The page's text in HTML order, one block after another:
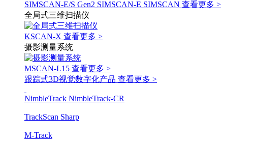
SIMSCAN-E/S Gen2 SIMSCAN-E SIMSCAN 查看更多 >
全局式三维扫描仪
KSCAN-X 查看更多 >
摄影测量系统
MSCAN-L15 查看更多 >
跟踪式3D视觉数字化产品 查看更多 >
NimbleTrack NimbleTrack-CR
TrackScan Sharp
M-Track